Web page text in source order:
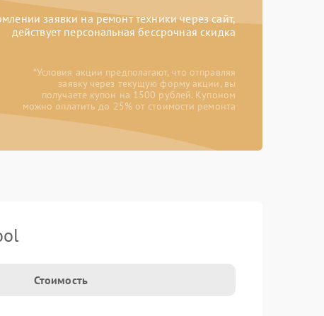
заявки на ремонт техники через сайт,
действует персональная бессрочная скидка
*Условия акции предполагают, что отправляя
заявку через текущую форму акции, вы
получаете купон на 1500 рублей. Купоном
можно оплатить до 25% от стоимости ремонта
Стоимость